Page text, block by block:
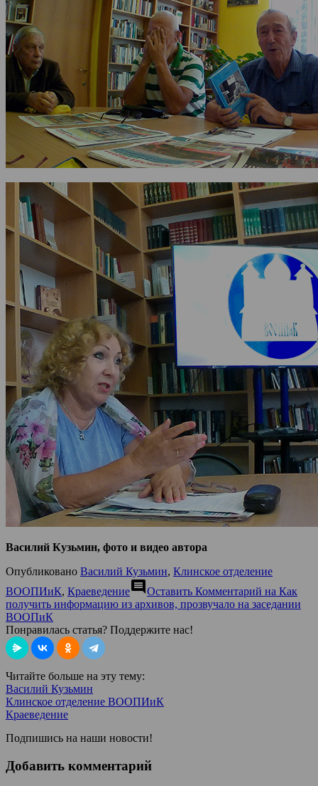
Василий Кузьмин, фото и видео автора
Опубликовано Василий Кузьмин, Клинское отделение
ВООПИиК, Краеведениеcomment Оставить Комментарий на Как
получить информацию из архивов, прозвучало на заседании
ВООПиК
Понравилась статья? Поддержите нас!
Читайте больше на эту тему:
Василий Кузьмин
Клинское отделение ВООПИиК
Краеведение
Подпишись на наши новости!
Добавить комментарий